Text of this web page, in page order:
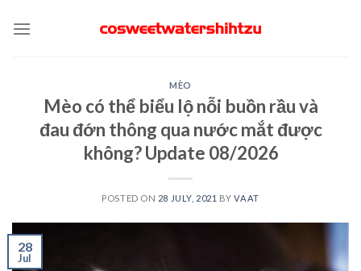
MÈO
Mèo có thể biểu lộ nỗi buồn rầu và
đau đớn thông qua nước mắt được
không? Update 08/2026
POSTED ON 28 JULY, 2021 BYVAAT
28
Jul